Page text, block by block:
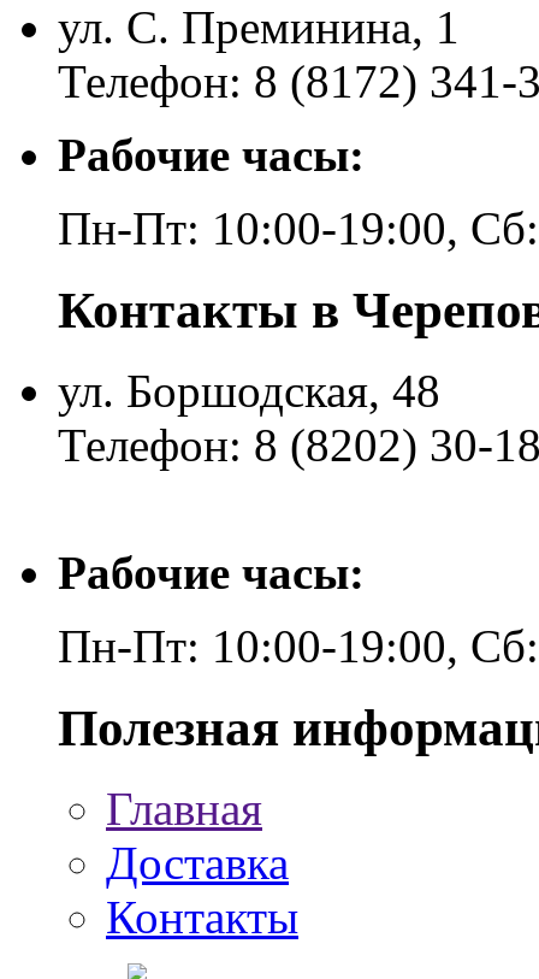
ул. С. Преминина, 1
Телефон: 8 (8172) 341-
Рабочие часы:
Пн-Пт: 10:00-19:00,
Контакты в
ул. Боршодская, 48
Телефон: 8 (8202) 30-
Рабочие часы:
Пн-Пт: 10:00-19:00,
Полезная
Главная
Доставка
Контакты